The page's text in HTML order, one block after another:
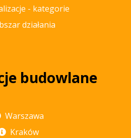
- kategorie
działania
budowlane
Warszawa
Kraków